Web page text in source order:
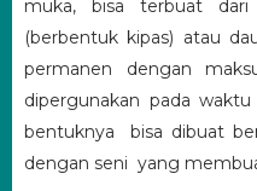
muka, bisa terbuat
(berbentuk kipas) atau
permanen dengan
dipergunakan pada
bentuknya bisa dibuat
dengan seni yang